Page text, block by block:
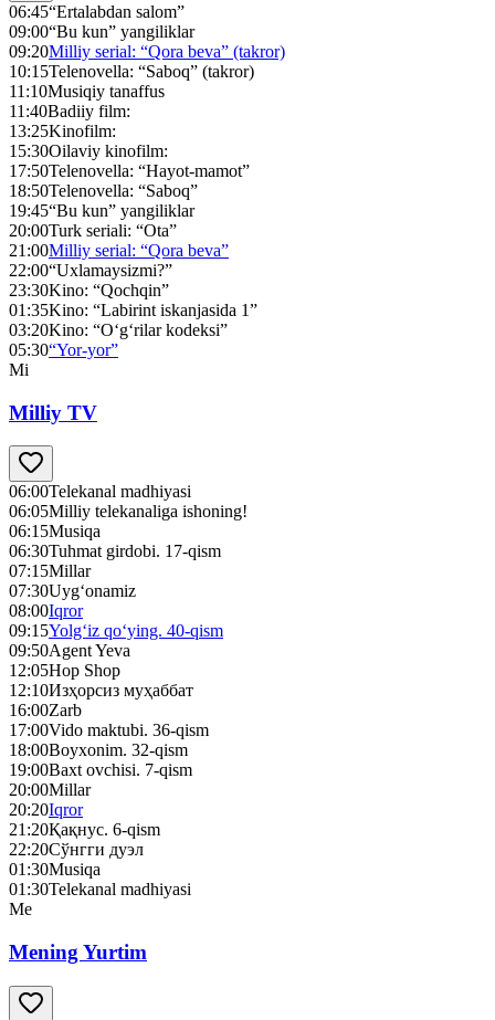
06:45“Ertalabdan salom”
09:00“Bu kun” yangiliklar
09:20Milliy serial: “Qora beva” (takror)
10:15Telenovella: “Saboq” (takror)
11:10Musiqiy tanaffus
11:40Badiiy film:
13:25Kinofilm:
15:30Oilaviy kinofilm:
17:50Telenovella: “Hayot-mamot”
18:50Telenovella: “Saboq”
19:45“Bu kun” yangiliklar
20:00Turk seriali: “Ota”
21:00Milliy serial: “Qora beva”
22:00“Uxlamaysizmi?”
23:30Kino: “Qochqin”
01:35Kino: “Labirint iskanjasida 1”
03:20Kino: “O‘g‘rilar kodeksi”
05:30“Yor-yor”
Mi
Milliy TV
06:00Telekanal madhiyasi
06:05Milliy telekanaliga ishoning!
06:15Musiqa
06:30Tuhmat girdobi. 17-qism
07:15Millar
07:30Uyg‘onamiz
08:00Iqror
09:15Yolg‘iz qo‘ying. 40-qism
09:50Agent Yeva
12:05Hop Shop
12:10Изҳорсиз муҳаббат
16:00Zarb
17:00Vido maktubi. 36-qism
18:00Boyxonim. 32-qism
19:00Baxt ovchisi. 7-qism
20:00Millar
20:20Iqror
21:20Қақнус. 6-qism
22:20Сўнгги дуэл
01:30Musiqa
01:30Telekanal madhiyasi
Me
Mening Yurtim